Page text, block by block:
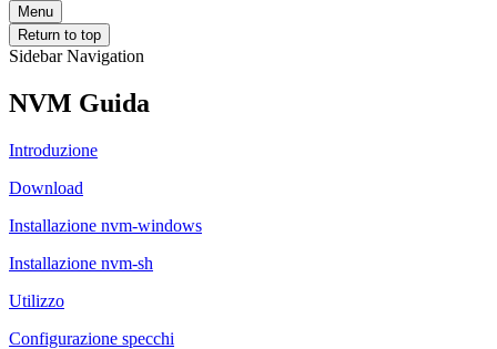
Menu
Return to top
Sidebar Navigation
NVM Guida
Introduzione
Download
Installazione nvm-windows
Installazione nvm-sh
Utilizzo
Configurazione specchi